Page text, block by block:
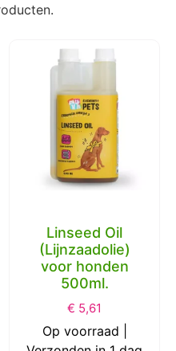
Linseed Oil
(Lijnzaadolie)
voor honden
500ml.
€ 5,61
Op voorraad |